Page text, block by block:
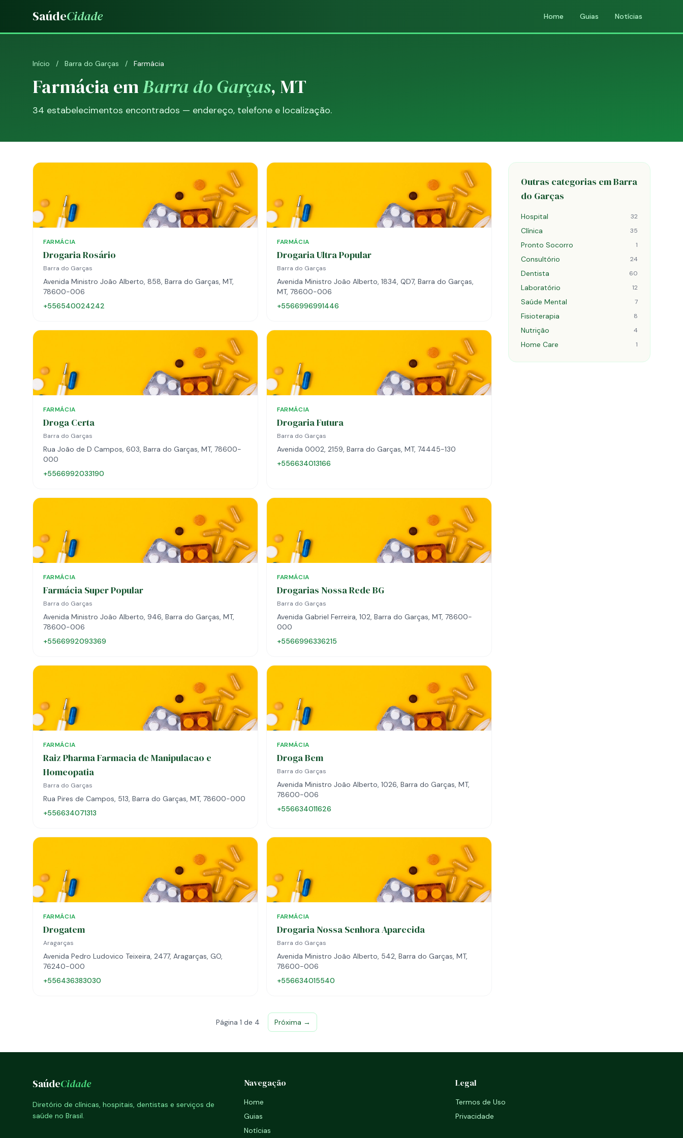
SaúdeCidade Home Guias Notícias
Início / Barra do Garças / Farmácia
Farmácia emBarra do Garças, MT
34 estabelecimentos encontrados — endereço, telefone e localização.
FARMÁCIA
Drogaria Rosário
Barra do Garças
Avenida Ministro João Alberto, 858, Barra do Garças, MT,
78600-006
+556540024242
FARMÁCIA
Drogaria Ultra Popular
Barra do Garças
Avenida Ministro João Alberto, 1834, QD7, Barra do Garças,
MT, 78600-006
+5566996991446
FARMÁCIA
Droga Certa
Barra do Garças
Rua João de D Campos, 603, Barra do Garças, MT, 78600-
000
+5566992033190
FARMÁCIA
Drogaria Futura
Barra do Garças
Avenida 0002, 2159, Barra do Garças, MT, 74445-130
+556634013166
FARMÁCIA
Farmácia Super Popular
Barra do Garças
Avenida Ministro João Alberto, 946, Barra do Garças, MT,
78600-006
+5566992093369
FARMÁCIA
Drogarias Nossa Rede BG
Barra do Garças
Avenida Gabriel Ferreira, 102, Barra do Garças, MT, 78600-
000
+5566996336215
FARMÁCIA
Raiz Pharma Farmacia de Manipulacao e
Homeopatia
Barra do Garças
Rua Pires de Campos, 513, Barra do Garças, MT, 78600-000
+556634071313
FARMÁCIA
Droga Bem
Barra do Garças
Avenida Ministro João Alberto, 1026, Barra do Garças, MT,
78600-006
+556634011626
FARMÁCIA
Drogatem
Aragarças
Avenida Pedro Ludovico Teixeira, 2477, Aragarças, GO,
76240-000
+556436383030
FARMÁCIA
Drogaria Nossa Senhora Aparecida
Barra do Garças
Avenida Ministro João Alberto, 542, Barra do Garças, MT,
78600-006
+556634015540
Página 1 de 4 Próxima →
Outras categorias em Barra
do Garças
Hospital 32
Clínica 35
Pronto Socorro 1
Consultório 24
Dentista 60
Laboratório 12
Saúde Mental 7
Fisioterapia 8
Nutrição 4
Home Care 1
SaúdeCidade
Diretório de clínicas, hospitais, dentistas e serviços de
saúde no Brasil.
Navegação
Home
Guias
Notícias
Legal
Termos de Uso
Privacidade